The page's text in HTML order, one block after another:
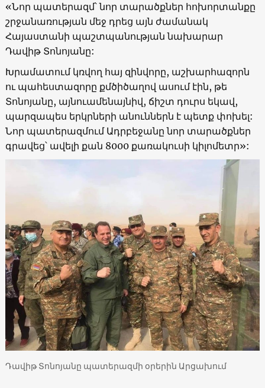
«Նոր պատերազմ՝ նոր տարածքներ հոխորտանքը
շրջանառության մեջ դրեց այն ժամանակ
Հայաստանի պաշտպանության նախարար
Դավիթ Տոնոյանը:
Խրամատում կռվող հայ զինվորը, աշխարհազորն
ու պահեստազորը քմծիծաղով ասում էին, թե
Տոնոյանը, այնուամենայնիվ, ճիշտ դուրս եկավ,
պարզապես երկրների անուններն է պետք փոխել:
Նոր պատերազմում Ադրբեջանը նոր տարածքներ
գրավեց՝ ավելի քան 8000 քառակուսի կիլոմետր»:
Դավիթ Տոնոյանը պատերազմի օրերին Արցախում